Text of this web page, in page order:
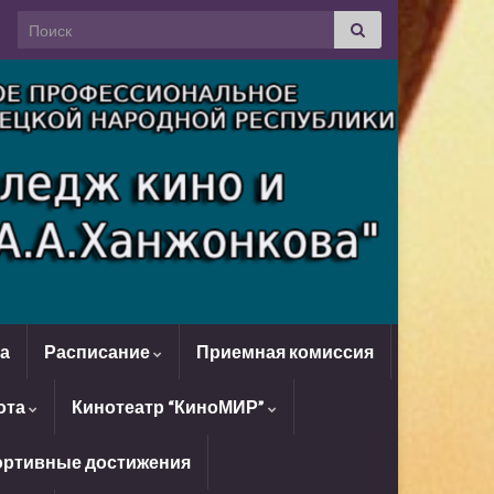
Search for:
Расписание Приемная комиссия
Кинотеатр “КиноМИР”
достижения